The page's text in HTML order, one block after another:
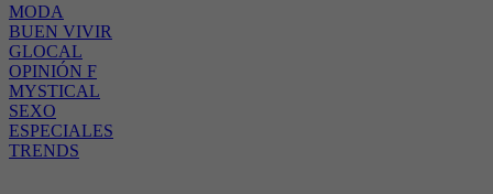
MODA
BUEN VIVIR
GLOCAL
OPINIÓN F
MYSTICAL
SEXO
ESPECIALES
TRENDS